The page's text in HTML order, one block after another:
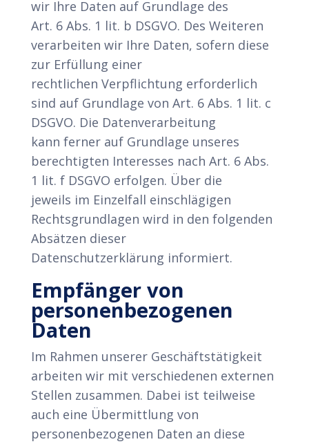
wir Ihre Daten auf Grundlage des
Art. 6 Abs. 1 lit. b DSGVO. Des Weiteren
verarbeiten wir Ihre Daten, sofern diese
zur Erfüllung einer
rechtlichen Verpflichtung erforderlich
sind auf Grundlage von Art. 6 Abs. 1 lit. c
DSGVO. Die Datenverarbeitung
kann ferner auf Grundlage unseres
berechtigten Interesses nach Art. 6 Abs.
1 lit. f DSGVO erfolgen. Über die
jeweils im Einzelfall einschlägigen
Rechtsgrundlagen wird in den folgenden
Absätzen dieser
Datenschutzerklärung informiert.
Empfänger von
personenbezogenen
Daten
Im Rahmen unserer Geschäftstätigkeit
arbeiten wir mit verschiedenen externen
Stellen zusammen. Dabei ist teilweise
auch eine Übermittlung von
personenbezogenen Daten an diese